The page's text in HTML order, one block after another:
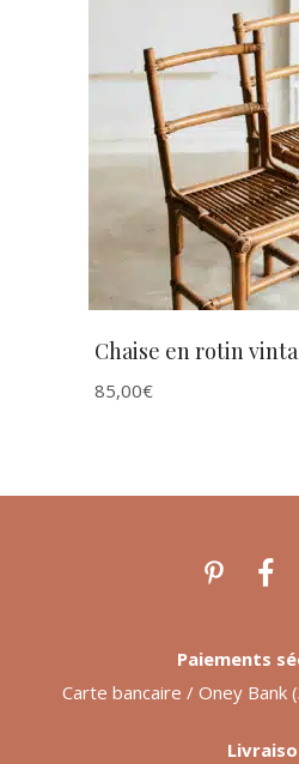
AJOUTER AU
Chaise en rotin
85,00€
Paiements
Carte bancaire / Oney Bank